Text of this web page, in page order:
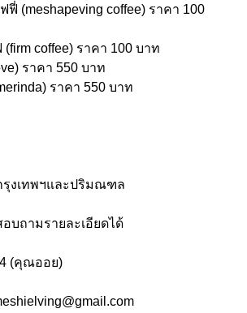
ฟี่ (meshapeving coffee) ราคา 100
coffee) ราคา 100 บาท
ราคา 550 บาท
ราคา 550 บาท
รุงเทพฯและปริมณฑล
บถามรายละเอียดได้
(คุณออย)